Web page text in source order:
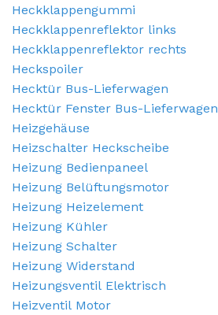
Heckklappengummi
Heckklappenreflektor links
Heckklappenreflektor rechts
Heckspoiler
Hecktür Bus-Lieferwagen
Hecktür Fenster Bus-Lieferwagen
Heizgehäuse
Heizschalter Heckscheibe
Heizung Bedienpaneel
Heizung Belüftungsmotor
Heizung Heizelement
Heizung Kühler
Heizung Schalter
Heizung Widerstand
Heizungsventil Elektrisch
Heizventil Motor